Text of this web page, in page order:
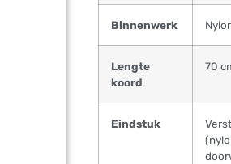
Binnenwerk
Lengte
koord
70
Eindstuk